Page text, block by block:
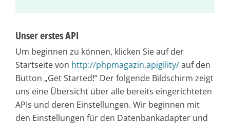
Unser erstes API
Um beginnen zu können, klicken Sie auf der
Startseite von http://phpmagazin.apigility/auf den
Button „Get Started!“ Der folgende Bildschirm zeigt
uns eine Übersicht über alle bereits eingerichteten
APIs und deren Einstellungen. Wir beginnen mit
den Einstellungen für den Datenbankadapter und